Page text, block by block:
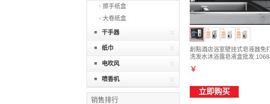
擦手纸盒
大卷纸盒
干手器
纸巾
电吹风
喷香机
销售排行
創點酒店浴室壁挂式皂液器免
洗发水沐浴露皂液盒批发
￥
立即购买